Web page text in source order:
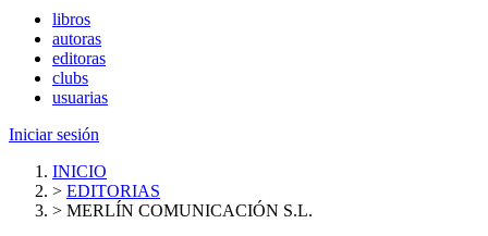
libros
autoras
editoras
clubs
usuarias
Iniciar sesión
INICIO
> EDITORIAS
> MERLÍN COMUNICACIÓN S.L.